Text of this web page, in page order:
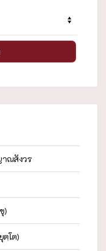
าณสังวร
)
ตฺโต)